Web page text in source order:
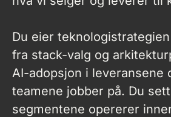
Du eier
fra stack-valg og
AI-adopsjon i leveransene
teamene jobber på. Du
segmentene opererer